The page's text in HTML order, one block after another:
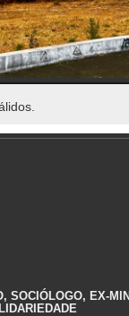
SOCIÓLOGO, EX-